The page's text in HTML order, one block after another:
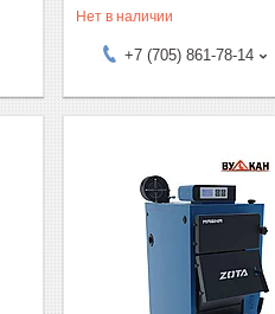
Нет в наличии
+7 (705) 861-78-14